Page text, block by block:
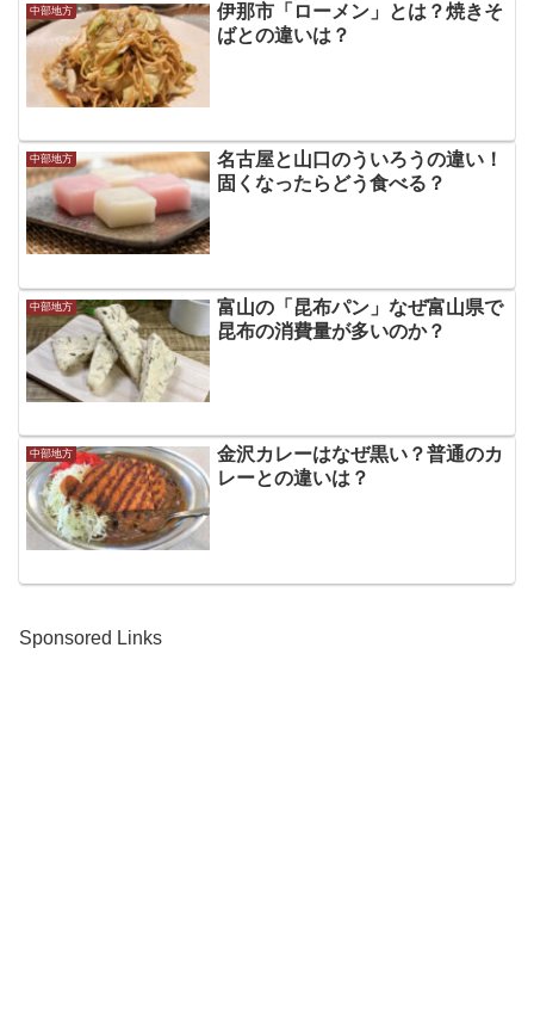
中部地方
伊那市「ローメン」とは？焼きそ
ばとの違いは？
中部地方
名古屋と山口のういろうの違い！
固くなったらどう食べる？
中部地方
富山の「昆布パン」なぜ富山県で
昆布の消費量が多いのか？
中部地方
金沢カレーはなぜ黒い？普通のカ
レーとの違いは？
Sponsored Links